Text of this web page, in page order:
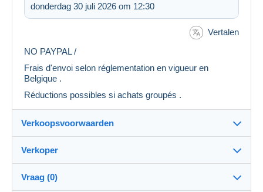
donderdag 30 juli 2026 om 12:30
Vertalen
NO PAYPAL /
Frais d'envoi selon réglementation en vigueur en
Belgique .
Réductions possibles si achats groupés .
Verkoopsvoorwaarden
Bestemming:
Zie de lijst van landen
Verkoper
Vraag (0)